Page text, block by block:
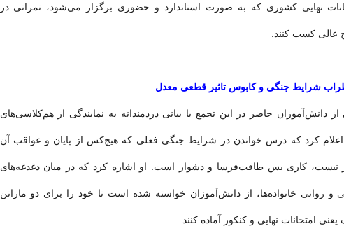
نهایی کشوری که به صورت استاندارد و حضوری برگزار می‌شود، نمراتی در
کسب کنند.
شرایط جنگی و کابوس تاثیر قطعی معدل
از دانش‌آموزان حاضر در این تجمع با بیانی دردمندانه به نمایندگی از هم‌کلاسی‌های
کرد که درس خواندن در شرایط جنگی فعلی که هیچ‌کس از پایان و عواقب آن
نیست، کاری بس طاقت‌فرسا و دشوار است. او اشاره کرد که در میان دغدغه‌های
و روانی خانواده‌ها، از دانش‌آموزان خواسته شده است تا خود را برای دو ماراتن
امتحانات نهایی و کنکور آماده کنند.